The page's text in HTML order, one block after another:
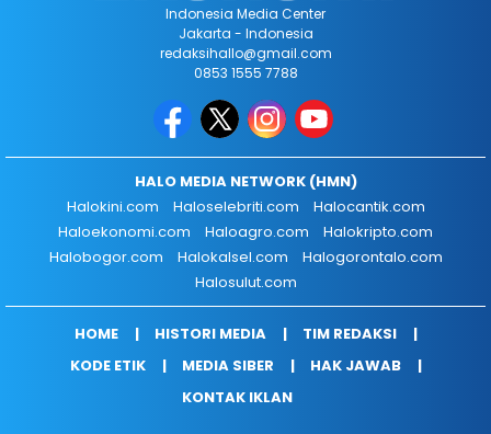
Indonesia Media Center
Jakarta - Indonesia
redaksihallo@gmail.com
0853 1555 7788
HALO MEDIA NETWORK (HMN)
Halokini.com
Haloselebriti.com
Halocantik.com
Haloekonomi.com
Haloagro.com
Halokripto.com
Halobogor.com
Halokalsel.com
Halogorontalo.com
Halosulut.com
HOME HISTORI MEDIA
TIM REDAKSI
KODE ETIK
MEDIA SIBER
HAK JAWAB
KONTAK IKLAN